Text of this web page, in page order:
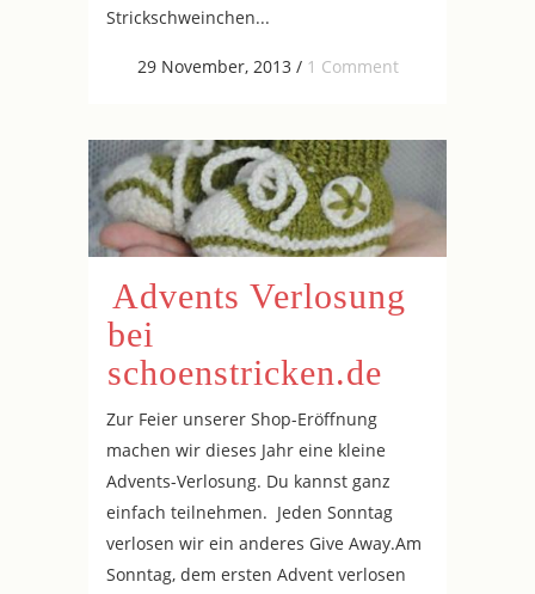
Strickschweinchen...
29 November, 2013/ 1 Comment
Advents Verlosung
bei
schoenstricken.de
Zur Feier unserer Shop-Eröffnung
machen wir dieses Jahr eine kleine
Advents-Verlosung. Du kannst ganz
einfach teilnehmen. Jeden Sonntag
verlosen wir ein anderes Give Away.Am
Sonntag, dem ersten Advent verlosen